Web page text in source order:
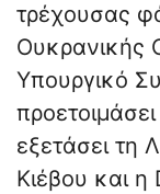
τρέχουσας
Ουκρανικής
Υπουργικό
εξετάσει τη
Κιέβου και